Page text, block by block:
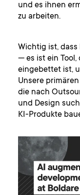
und es ihnen
zu arbeiten.
Wichtig ist, dass
— es ist ein Tool,
eingebettet ist,
Unsere
die nach
und Design
KI-Produkte